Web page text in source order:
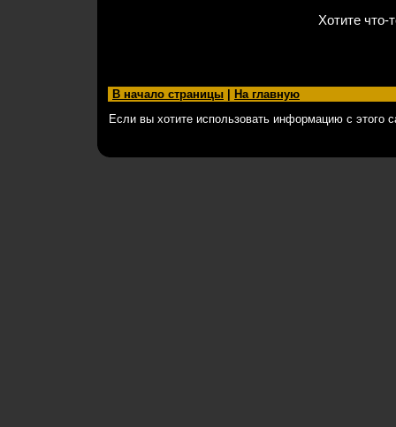
Хотите что-
В начало страницы
На главную
Если вы хотите использовать информацию с этого